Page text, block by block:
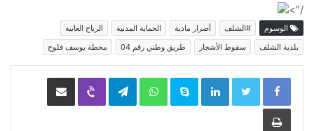
/">
الوسوم #الشلف أضرار مادية الحماية المدنية
الرياح العاتية
بلدية الشلف
سقوط الأشجار طريق وطني رقم 04 محطة يوسف فلوح
LinkedIn
Skype
WhatsApp
Telegram
Viber مشاركة عبر البريد
طباعة